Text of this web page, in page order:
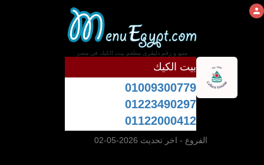
منيو و رقم دليفرى مطعم بيت الكيك فى مصر
بيت الكيك
01009300779
01223490297
01122000412
الفروع - اخر تحديث 2026-05-02